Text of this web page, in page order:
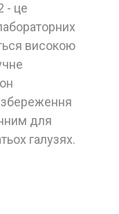
- це
високою
для
галузях.